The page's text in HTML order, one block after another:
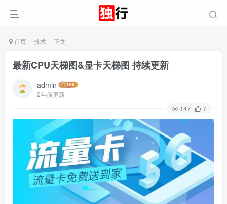
首页 技术 正文
最新CPU天梯图&显卡天梯图 持续更新
admin
2年前更新
147 7